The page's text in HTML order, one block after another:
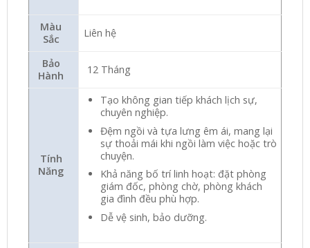
Màu
Sắc
Liên hệ
Bảo
Hành
12 Tháng
Tính
Năng
Tạo không gian tiếp khách lịch sự,
chuyên nghiệp.
Đệm ngồi và tựa lưng êm ái, mang lại
sự thoải mái khi ngồi làm việc hoặc trò
chuyện.
Khả năng bố trí linh hoạt: đặt phòng
giám đốc, phòng chờ, phòng khách
gia đình đều phù hợp.
Dễ vệ sinh, bảo dưỡng.